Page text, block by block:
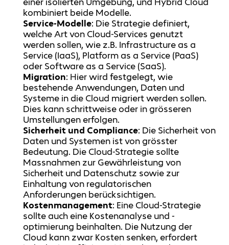
kombiniert beide Modelle.
Service-Modelle: Die Strategie definiert,
welche Art von Cloud-Services genutzt
werden sollen, wie z.B. Infrastructure as a
Service (IaaS), Platform as a Service (PaaS)
oder Software as a Service (SaaS).
Migration: Hier wird festgelegt, wie
bestehende Anwendungen, Daten und
Systeme in die Cloud migriert werden sollen.
Dies kann schrittweise oder in grösseren
Umstellungen erfolgen.
Sicherheit und Compliance: Die Sicherheit von
Daten und Systemen ist von grösster
Bedeutung. Die Cloud-Strategie sollte
Massnahmen zur Gewährleistung von
Sicherheit und Datenschutz sowie zur
Einhaltung von regulatorischen
Anforderungen berücksichtigen.
Kostenmanagement: Eine Cloud-Strategie
sollte auch eine Kostenanalyse und -
optimierung beinhalten. Die Nutzung der
Cloud kann zwar Kosten senken, erfordert